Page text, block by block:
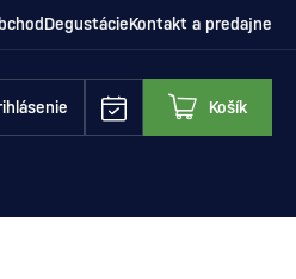
DegustácieKontakt a predajne
Košík